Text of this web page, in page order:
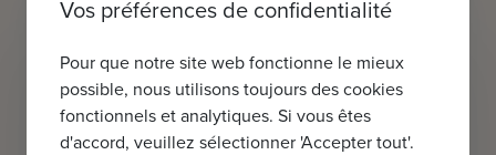
Vos préférences de confidentialité
Pour que notre site web fonctionne le mieux
possible, nous utilisons toujours des cookies
fonctionnels et analytiques. Si vous êtes
d'accord, veuillez sélectionner 'Accepter tout'.